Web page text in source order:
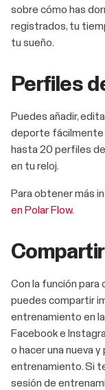
sobre cómo has
registrados, tu
tu sueño.
Perfiles
Puedes añadir,
deporte fácilmente
hasta 20 perfiles
en tu reloj.
Para obtener más
en Polar Flow.
Con la función para
puedes compartir
entrenamiento en
Facebook e
o hacer una nueva
entrenamiento. Si
sesión de